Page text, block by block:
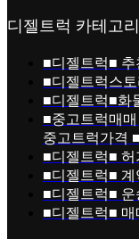
디젤트럭 카테고리
■디젤트럭■ 추
■디젤트럭스토
■디젤트럭■화
■중고트럭매
중고트럭가격
■디젤트럭■ 허
■디젤트럭■ 계
■디젤트럭■ 운
■디젤트럭■ 매